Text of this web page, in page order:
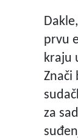
prvu
kraju
Znači
za